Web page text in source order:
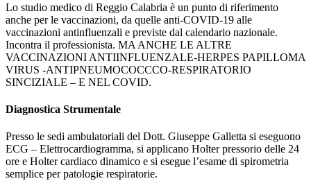
Lo studio medico di Reggio Calabria è un punto di riferimento
anche per le vaccinazioni, da quelle anti-COVID-19 alle
vaccinazioni antinfluenzali e previste dal calendario nazionale.
Incontra il professionista. MA ANCHE LE ALTRE
VACCINAZIONI ANTIINFLUENZALE-HERPES PAPILLOMA
VIRUS -ANTIPNEUMOCOCCCO-RESPIRATORIO
SINCIZIALE – E NEL COVID.
Diagnostica Strumentale
Presso le sedi ambulatoriali del Dott. Giuseppe Galletta si eseguono
ECG – Elettrocardiogramma, si applicano Holter pressorio delle 24
ore e Holter cardiaco dinamico e si esegue l’esame di spirometria
semplice per patologie respiratorie.